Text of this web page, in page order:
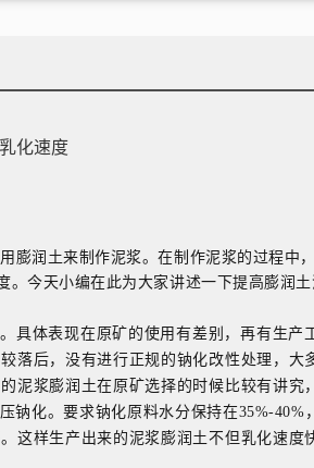
化速度
膨润土来制作泥浆。在制作泥浆的过程中
。今天小编在此为大家讲述一下提高膨润
体表现在原矿的使用有差别，再有生产
落后，没有进行正规的钠化改性处理，大
泥浆膨润土在原矿选择的时候比较有讲究
钠化。要求钠化原料水分保持在35%-40%
这样生产出来的泥浆膨润土不但乳化速度